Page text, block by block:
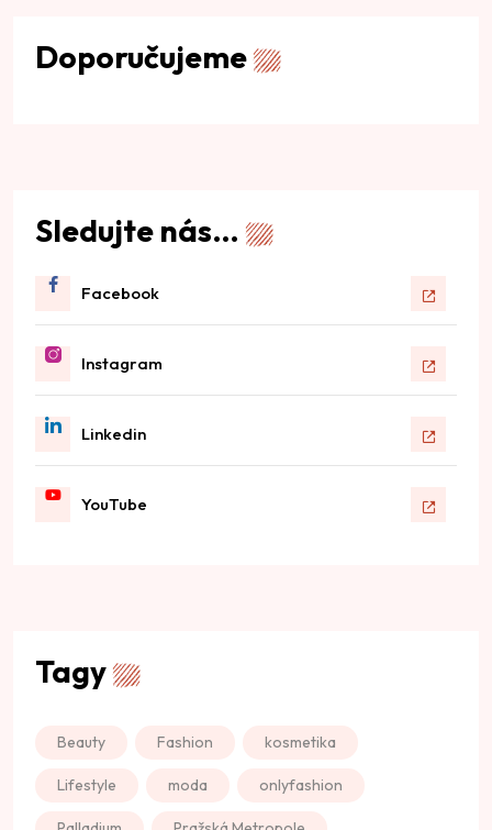
Doporučujeme
Sledujte nás…
Facebook
Instagram
Linkedin
YouTube
Tagy
Beauty Fashion kosmetika
Lifestyle moda onlyfashion